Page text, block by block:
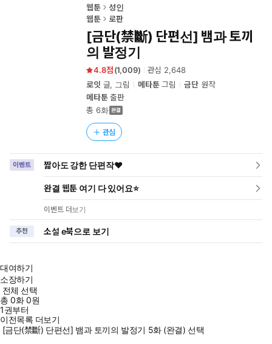
웹툰
성인
웹툰
로판
[금단(禁斷) 단편선] 뱀과 토끼
의 발정기
4.8 (1,009) 관심 2,648
로잇 글, 그림 메타툰그림 금단원작
메타툰출판
총 6화
관심
이벤트 짧아도 강한 단편작❤️
완결 웹툰 여기 다 있어요⭐
이벤트 더보기
추천 소설 e북으로 보기
대여하기
소장하기
전체 선택
총0화0원
1권부터
이전목록 더보기
[금단(禁斷) 단편선] 뱀과 토끼의 발정기 5화 (완결) 선택